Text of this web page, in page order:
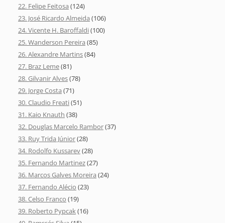
22. Felipe Feitosa (124)
23. José Ricardo Almeida (106)
24. Vicente H. Baroffaldi(100)
25. Wanderson Pereira (85)
26. Alexandre Martins(84)
27. Braz Leme(81)
28. Gilvanir Alves(78)
29. Jorge Costa (71)
30. Claudio Freati(51)
31. Kaio Knauth (38)
32. Douglas Marcelo Rambor(37)
33. Ruy Trida Júnior(28)
34. Rodolfo Kussarev(28)
35. Fernando Martinez(27)
36. Marcos Galves Moreira (24)
37. Fernando Alécio (23)
38. Celso Franco (19)
39. Roberto Pypcak(16)